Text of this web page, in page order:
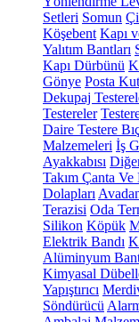
Setleri Somun
Köşebent Kapı
Yalıtım Bantları
Kapı Dürbünü
Gönye Posta
Dekupaj
Testereler
Daire Testere
Malzemeleri İş
Ayakkabısı
Takım Çanta Ve
Dolapları
Terazisi Oda
Silikon Köpük
Elektrik Bandı
Alüminyum
Kimyasal
Yapıştırıcı
Söndürücü